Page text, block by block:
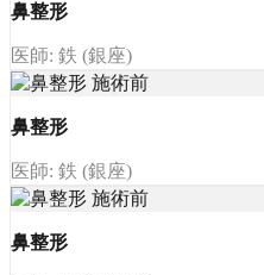
鼻整形
医師: 鉄 (銀座)
鼻整形
医師: 鉄 (銀座)
鼻整形